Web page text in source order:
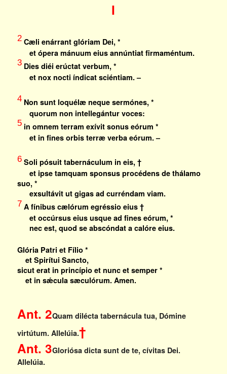
I
2Cæli enárrant glóriam Dei, *
et ópera mánuum eius annúntiat firmaméntum.
3Dies diéi erúctat verbum, *
et nox nocti índicat sciéntiam. –
4Non sunt loquélæ neque sermónes, *
quorum non intellegántur voces:
5in omnem terram exívit sonus eórum *
et in fines orbis terræ verba eórum. –
6Soli pósuit tabernáculum in eis, †
et ipse tamquam sponsus procédens de thálamo
suo, *
exsultávit ut gigas ad curréndam viam.
7 A fínibus cælórum egréssio eius †
et occúrsus eius usque ad fines eórum, *
nec est, quod se abscóndat a calóre eius.
Glória Patri et Fílio *
et Spirítui Sancto,
sicut erat in princípio et nunc et semper *
et in sǽcula sæculórum. Amen.
Ant. 2Quam dilécta tabernácula tua, Dómine
virtútum. Allelúia.†
Ant. 3Gloriósa dicta sunt de te, cívitas Dei.
Allelúia.